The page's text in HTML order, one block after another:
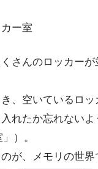
ー室
さんのロッカー
、空いているロッ
れたか忘れない
）。
が、メモリの世界